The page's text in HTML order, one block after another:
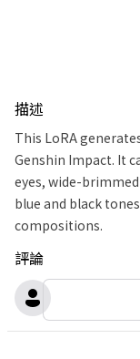
描述
This LoRA
Genshin Impact. It
eyes, wide-
blue and black
compositions.
評論